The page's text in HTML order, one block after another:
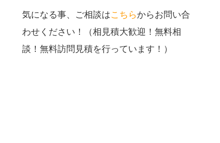
気になる事、ご相談はこちらからお問い合
わせください！（相見積大歓迎！無料相
談！無料訪問見積を行っています！）